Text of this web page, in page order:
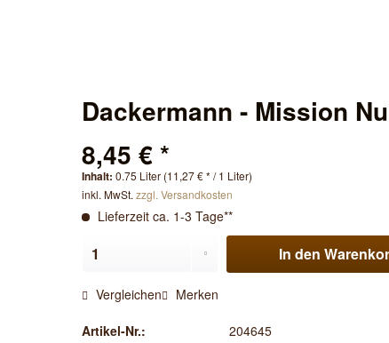
Dackermann - Mission
8,45 € *
Inhalt: 0.75 Liter (11,27 € * / 1 Liter)
inkl. MwSt. zzgl. Versandkosten
Lieferzeit ca. 1-3 Tage**
In den
Vergleichen Merken
Artikel-Nr.:
204645